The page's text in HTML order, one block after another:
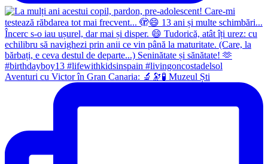
Aventuri cu Victor în Gran Canaria: 🔬🔭🧪 Muzeul Ști